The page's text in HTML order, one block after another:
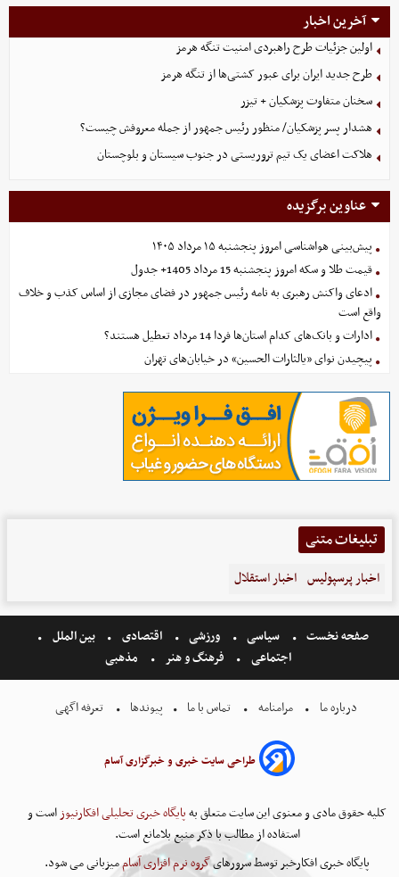
آخرین اخبار
اولین جزئیات طرح راهبردی امنیت تنگه هرمز
طرح جدید ایران برای عبور کشتی‌ها از تنگه هرمز
سخنان متفاوت پزشکیان + تیزر
هشدار پسر پزشکیان/ منظور رئیس جمهور از جمله معروفش چیست؟
هلاکت اعضای یک تیم تروریستی در جنوب سیستان و بلوچستان
عناوین برگزیده
پیش‌بینی هواشناسی امروز پنجشنبه ۱۵ مرداد ۱۴۰۵
قیمت طلا و سکه امروز پنجشنبه 15 مرداد 1405+ جدول
ادعای واکنش رهبری به نامه رئیس جمهور در فضای مجازی از اساس کذب و خلاف
واقع است
ادارات و بانک‌های کدام استان‌ها فردا 14 مرداد تعطیل هستند؟
پیچیدن نوای «یالثارات الحسین» در خیابان‌های تهران
تبلیغات متنی
اخبار پرسپولیس اخبار استقلال
صفحه نخست سیاسی ورزشی اقتصادی
بین الملل
اجتماعی
فرهنگ و هنر مذهبی
درباره ما مرامنامه تماس با ما پیوندها تعرفه اگهی
طراحی سایت خبری و خبرگزاری آسام
کلیه حقوق مادی و معنوی این سایت متعلق بهپایگاه خبری تحلیلی افکارنیوزاست و
استفاده از مطالب با ذکر منبع بلامانع است.
پایگاه خبری افکارخبر توسط سرورهایگروه نرم افزاری آساممیزبانی می شود.